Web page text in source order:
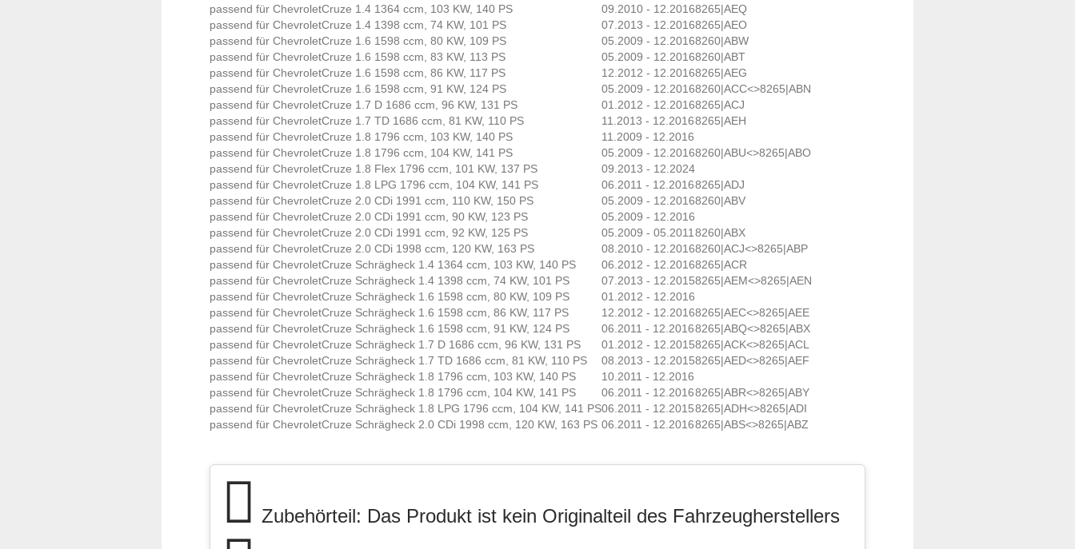
passend für ChevroletCruze 1.4 1364 ccm, 103 KW, 140 PS 09.2010 - 12.20168265|AEQ
passend für ChevroletCruze 1.4 1398 ccm, 74 KW, 101 PS 07.2013 - 12.20168265|AEO
passend für ChevroletCruze 1.6 1598 ccm, 80 KW, 109 PS 05.2009 - 12.20168260|ABW
passend für ChevroletCruze 1.6 1598 ccm, 83 KW, 113 PS 05.2009 - 12.20168260|ABT
passend für ChevroletCruze 1.6 1598 ccm, 86 KW, 117 PS 12.2012 - 12.20168265|AEG
passend für ChevroletCruze 1.6 1598 ccm, 91 KW, 124 PS 05.2009 - 12.20168260|ACC<>8265|ABN
passend für ChevroletCruze 1.7 D 1686 ccm, 96 KW, 131 PS 01.2012 - 12.20168265|ACJ
passend für ChevroletCruze 1.7 TD 1686 ccm, 81 KW, 110 PS 11.2013 - 12.20168265|AEH
passend für ChevroletCruze 1.8 1796 ccm, 103 KW, 140 PS
11.2009 - 12.2016
passend für ChevroletCruze 1.8 1796 ccm, 104 KW, 141 PS 05.2009 - 12.20168260|ABU<>8265|ABO
passend für ChevroletCruze 1.8 Flex 1796 ccm, 101 KW, 137 PS
09.2013 - 12.2024
passend für ChevroletCruze 1.8 LPG 1796 ccm, 104 KW, 141 PS 06.2011 - 12.20168265|ADJ
passend für ChevroletCruze 2.0 CDi 1991 ccm, 110 KW, 150 PS 05.2009 - 12.20168260|ABV
passend für ChevroletCruze 2.0 CDi 1991 ccm, 90 KW, 123 PS
05.2009 - 12.2016
passend für ChevroletCruze 2.0 CDi 1991 ccm, 92 KW, 125 PS 05.2009 - 05.2011 8260|ABX
passend für ChevroletCruze 2.0 CDi 1998 ccm, 120 KW, 163 PS 08.2010 - 12.20168260|ACJ<>8265|ABP
passend für ChevroletCruze Schrägheck 1.4 1364 ccm, 103 KW, 140 PS 06.2012 - 12.20168265|ACR
passend für ChevroletCruze Schrägheck 1.4 1398 ccm, 74 KW, 101 PS 07.2013 - 12.20158265|AEM<>8265|AEN
passend für ChevroletCruze Schrägheck 1.6 1598 ccm, 80 KW, 109 PS
01.2012 - 12.2016
passend für ChevroletCruze Schrägheck 1.6 1598 ccm, 86 KW, 117 PS 12.2012 - 12.20168265|AEC<>8265|AEE
passend für ChevroletCruze Schrägheck 1.6 1598 ccm, 91 KW, 124 PS 06.2011 - 12.20168265|ABQ<>8265|ABX
passend für ChevroletCruze Schrägheck 1.7 D 1686 ccm, 96 KW, 131 PS 01.2012 - 12.20158265|ACK<>8265|ACL
passend für ChevroletCruze Schrägheck 1.7 TD 1686 ccm, 81 KW, 110 PS 08.2013 - 12.20158265|AED<>8265|AEF
passend für ChevroletCruze Schrägheck 1.8 1796 ccm, 103 KW, 140 PS
10.2011 - 12.2016
passend für ChevroletCruze Schrägheck 1.8 1796 ccm, 104 KW, 141 PS 06.2011 - 12.20168265|ABR<>8265|ABY
passend für ChevroletCruze Schrägheck 1.8 LPG 1796 ccm, 104 KW, 141 PS06.2011 - 12.20158265|ADH<>8265|ADI
passend für ChevroletCruze Schrägheck 2.0 CDi 1998 ccm, 120 KW, 163 PS 06.2011 - 12.20168265|ABS<>8265|ABZ
Zubehörteil: Das Produkt ist kein Originalteil des Fahrzeugherstellers